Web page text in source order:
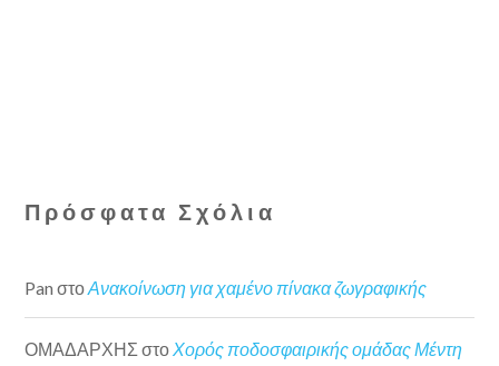
Πρόσφατα Σχόλια
Pan στοΑνακοίνωση για χαμένο πίνακα ζωγραφικής
ΟΜΑΔΑΡΧΗΣ στοΧορός ποδοσφαιρικής ομάδας Μέντη